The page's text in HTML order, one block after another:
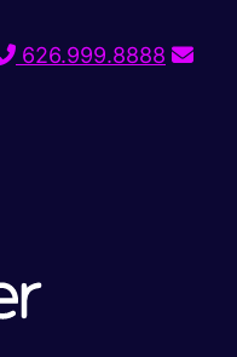
626.999.8888